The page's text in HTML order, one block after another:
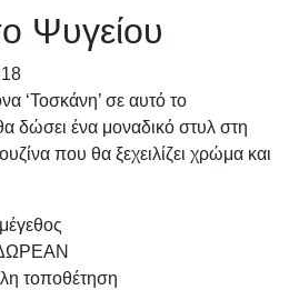
Ψυγείου
‘Τοσκάνη’ σε αυτό το
δώσει ένα μοναδικό στυλ στη
που θα ξεχειλίζει χρώμα και
ΔΩΡΕΑΝ
τοποθέτηση